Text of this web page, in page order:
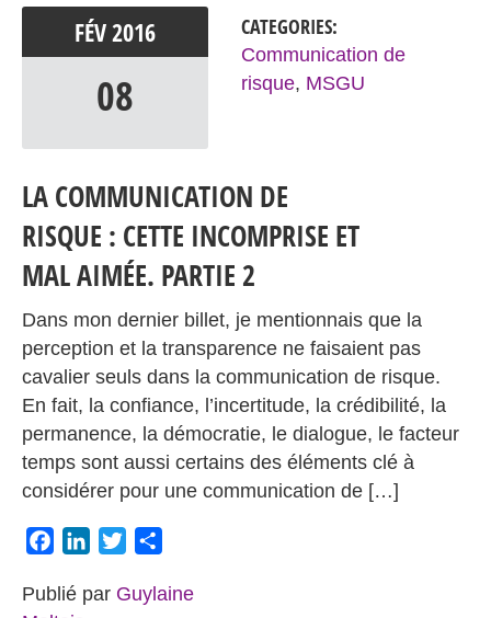
FÉV2016
08
CATEGORIES:
Communication de
risque, MSGU
LA COMMUNICATION DE
RISQUE : CETTE INCOMPRISE ET
MAL AIMÉE. PARTIE 2
Dans mon dernier billet, je mentionnais que la
perception et la transparence ne faisaient pas
cavalier seuls dans la communication de risque.
En fait, la confiance, l’incertitude, la crédibilité, la
permanence, la démocratie, le dialogue, le facteur
temps sont aussi certains des éléments clé à
considérer pour une communication de […]
FacebookLinkedIn
Twitter
Publié par Guylaine